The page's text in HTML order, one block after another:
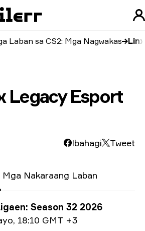
Laban sa CS2: Mga Nagwakas
Legacy Esport
Ibahagi Tweet
Mga Nakaraang Laban
sa Paligsahan
Season 32 2026
, 18:10 GMT +3